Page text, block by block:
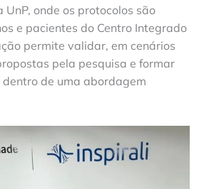
onde os protocolos são
e pacientes do Centro Integrado
permite validar, em cenários
pela pesquisa e formar
de uma abordagem